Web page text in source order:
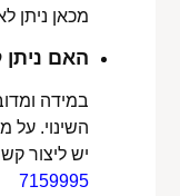
מכאן ניתן
האם ניתן
במידה
השינוי. על
יש ליצור
7159995